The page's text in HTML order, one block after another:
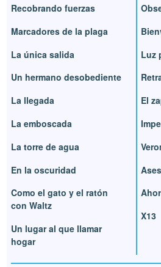
Recobrando fuerzas
Marcadores de la plaga
La única salida
Un hermano desobediente
La llegada
La emboscada
La torre de agua
En la oscuridad
Como el gato y el ratón
con Waltz
Un lugar al que llamar
hogar
Luz
El
X13